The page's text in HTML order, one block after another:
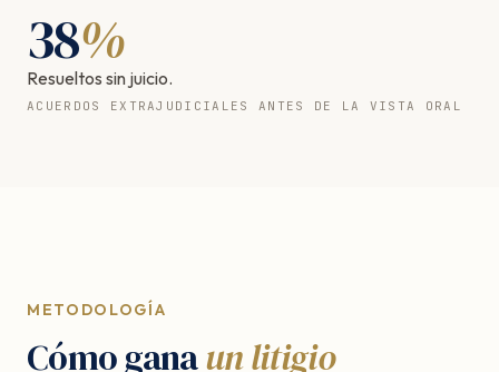
38%
Resueltos sin juicio.
ACUERDOS EXTRAJUDICIALES ANTES DE LA VISTA ORAL
METODOLOGÍA
Cómo ganaun litigio